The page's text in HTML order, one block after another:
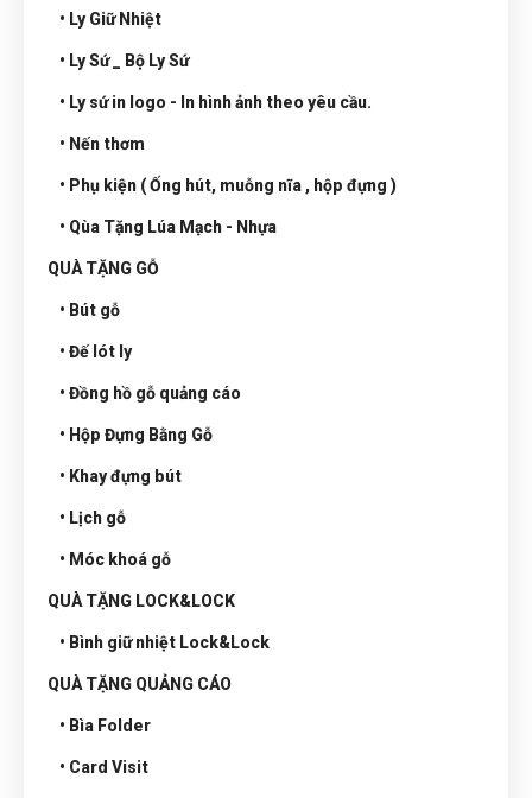
• Ly Giữ Nhiệt
• Ly Sứ _ Bộ Ly Sứ
• Ly sứ in logo - In hình ảnh theo yêu cầu.
• Nến thơm
• Phụ kiện ( Ống hút, muỗng nĩa , hộp đựng )
• Qùa Tặng Lúa Mạch - Nhựa
QUÀ TẶNG GỖ
• Bút gỗ
• Đế lót ly
• Đồng hồ gỗ quảng cáo
• Hộp Đựng Bằng Gỗ
• Khay đựng bút
• Lịch gỗ
• Móc khoá gỗ
QUÀ TẶNG LOCK&LOCK
• Bình giữ nhiệt Lock&Lock
QUÀ TẶNG QUẢNG CÁO
• Bìa Folder
• Card Visit